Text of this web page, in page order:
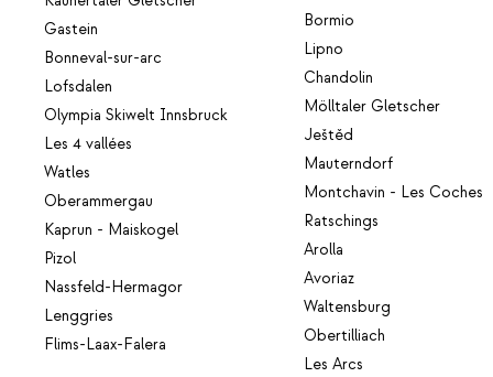
Gastein
Bonneval-sur-arc
Lofsdalen
Olympia Skiwelt Innsbruck
Les 4 vallées
Watles
Oberammergau
Kaprun - Maiskogel
Pizol
Nassfeld-Hermagor
Lenggries
Flims-Laax-Falera
Bormio
Lipno
Chandolin
Mölltaler Gletscher
Ještěd
Mauterndorf
Montchavin - Les Coches
Ratschings
Arolla
Avoriaz
Waltensburg
Obertilliach
Les Arcs